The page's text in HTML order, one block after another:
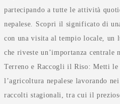
partecipando a tutte le attività
nepalese. Scopri il significato di
con una visita al tempio locale, un
che riveste un’importanza
Terreno e Raccogli il Riso: Metti le
l’agricoltura nepalese lavorando
raccolti stagionali, tra cui il